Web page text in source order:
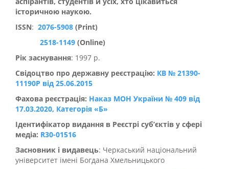
історичною наукою.
ISSN: 2076-5908 (Print)
2518-1149 (Online)
Рік заснування: 1997 р.
Свідоцтво про державну реєстрацію: КВ № 21390-
11190Р від 25.06.2015
Фахова реєстрація: Наказ МОН України № 409 від
17.03.2020, Категорія «Б»
Ідентифікатор видання в Реєстрі суб’єктів у сфері
медіа: R30-01516
Засновник і видавець: Черкаський національний
університет імені Богдана Хмельницького